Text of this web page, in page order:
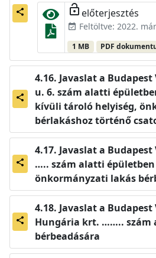
share lock_open előterjesztés
event_available Feltöltve: 2022.
1 MB PDF
share
Javaslat a
u. 6. szám alatti
kívüli tároló helyiség,
bérlakáshoz történő
share
Javaslat a
….. szám alatti
önkormányzati lakás
share
Javaslat a
Hungária krt. …….. szám
bérbeadására